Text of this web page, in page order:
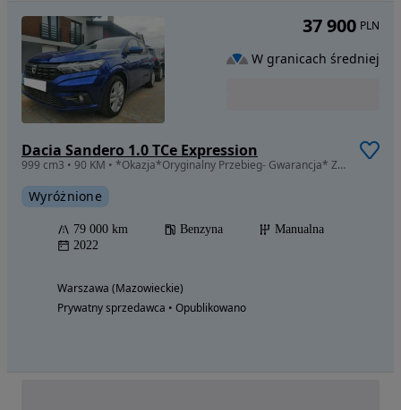
Dacia Sandero 1.0 TCe Expression
999 cm3 • 90 KM • *Okazja*Oryginalny Przebieg- Gwarancja* Zadbany*Bogata Wersja*
Wyróżnione
79 000 km Benzyna
Manualna
2022
Warszawa (Mazowieckie)
Prywatny sprzedawca • Opublikowano
37 900 PLN
W granicach średniej